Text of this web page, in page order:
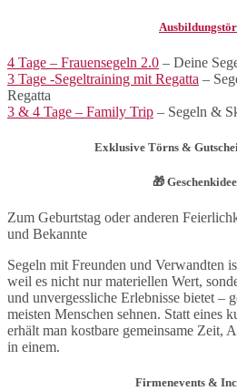
4 Tage – Frauensegeln 2.0 – Deine
3 Tage -Segeltraining mit Regatta –
Regatta
3 & 4 Tage – Family Trip – Segeln &
Exklusive Törns &
🎁
Zum Geburtstag oder anderen
und Bekannte
Segeln mit Freunden und Verwandten
weil es nicht nur materiellen Wert,
und unvergessliche Erlebnisse bietet –
meisten Menschen sehnen. Statt eines
erhält man kostbare gemeinsame Zeit,
in einem.
Firmenevents &